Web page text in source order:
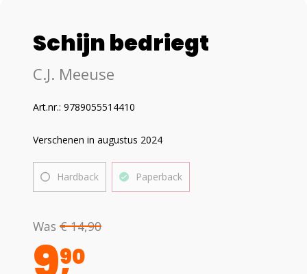
Schijn bedriegt
C.J. Meeuse
Art.nr.: 9789055514410
Verschenen in augustus 2024
Hardback Paperback
Was € 14,90
90